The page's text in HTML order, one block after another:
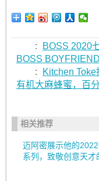
:
BOSS 2020
BOSS BOYFRIEND
:
Kitchen
有机大麻蜂蜜，百
相关推荐
迈阿密展示他的
系列，致敬创意天才